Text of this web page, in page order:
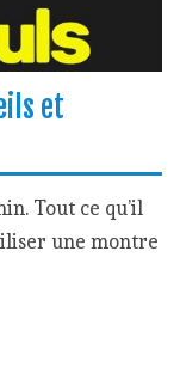
et
Tout ce qu’il
une montre